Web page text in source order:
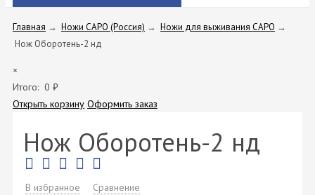
Главная → Ножи САРО (Россия) → Ножи для выживания САРО →
Нож Оборотень-2 нд
×
Итого: 0 ₽
Открыть корзину Оформить заказ
Нож Оборотень-2 нд
В избранное Сравнение